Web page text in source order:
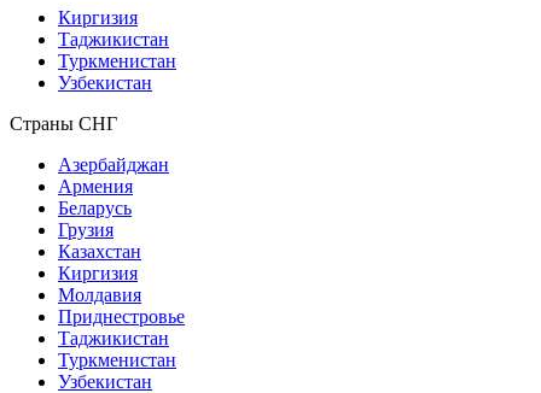
Киргизия
Таджикистан
Туркменистан
Узбекистан
Страны СНГ
Азербайджан
Армения
Беларусь
Грузия
Казахстан
Киргизия
Молдавия
Приднестровье
Таджикистан
Туркменистан
Узбекистан